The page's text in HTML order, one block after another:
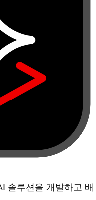
솔루션을 개발하고 배